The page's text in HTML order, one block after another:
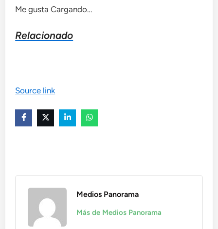
Me gusta Cargando…
Relacionado
Source link
Medios Panorama
Más de Medios Panorama